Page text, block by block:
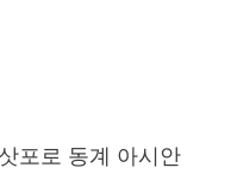
포로 동계 아시안